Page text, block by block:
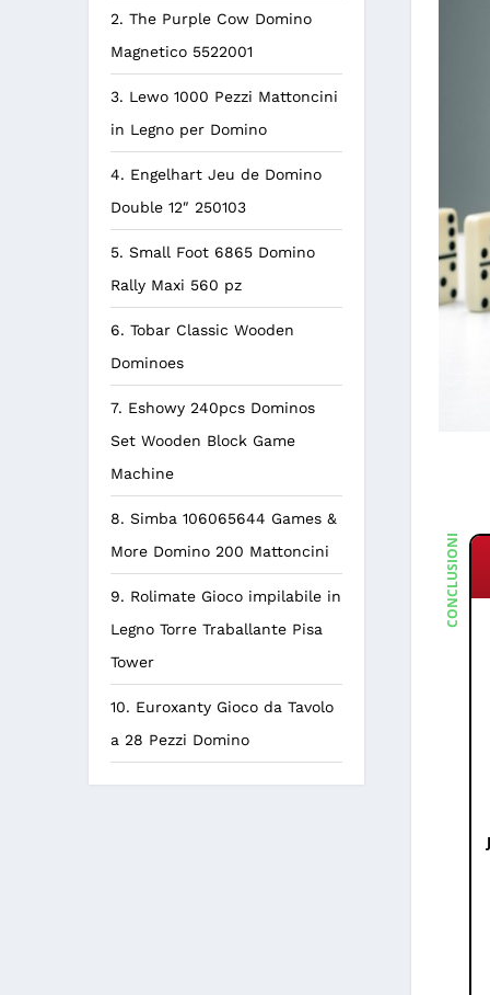
2. The Purple Cow Domino
Magnetico 5522001
3. Lewo 1000 Pezzi Mattoncini
in Legno per Domino
4. Engelhart Jeu de Domino
Double 12″ 250103
5. Small Foot 6865 Domino
Rally Maxi 560 pz
6. Tobar Classic Wooden
Dominoes
7. Eshowy 240pcs Dominos
Set Wooden Block Game
Machine
8. Simba 106065644 Games &
More Domino 200 Mattoncini
9. Rolimate Gioco impilabile in
Legno Torre Traballante Pisa
Tower
10. Euroxanty Gioco da Tavolo
a 28 Pezzi Domino
CONCLUSIONE